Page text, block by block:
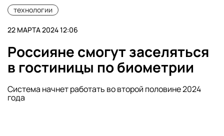
технологии
22 МАРТА 2024 12:06
Россияне смогут заселяться
в гостиницы по биометрии
Система начнет работать во второй половине 2024
года